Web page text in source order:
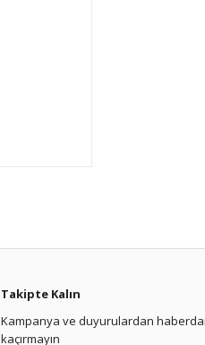
Takipte Kalın
Kampanya ve duyurulardan
kaçırmayın